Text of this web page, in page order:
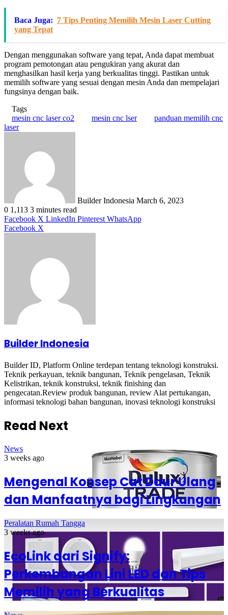
Baca Juga: 7 Tips Penting Memilih Mesin Laser Cutting
yang Tepat
Dengan menggunakan software yang tepat, Anda dapat membuat
program pemotongan atau pengukiran yang akurat dan
menghasilkan hasil kerja yang berkualitas tinggi. Pastikan untuk
memilih software yang sesuai dengan mesin Anda dan mempelajari
fungsinya dengan baik.
Tags
mesin cnc laser co2
mesin cnc lser
panduan memilih cnc
laser
Builder Indonesia March 6, 2023
0 1,113 3 minutes read
Facebook X LinkedIn Pinterest WhatsApp
Facebook X
Builder Indonesia
Builder ID, Platform Online terdepan tentang teknologi konstruksi.
Teknik perkayuan, teknik bangunan, Teknik pengelasan, Teknik
Kelistrikan, teknik konstruksi, teknik finishing dan
pengecatan.Review produk bangunan, review Alat pertukangan,
informasi teknologi bahan bangunan, inovasi teknologi konstruksi
Read Next
News
3 weeks ago
Mengenal Konsep Cat Daur Ulang
dan Manfaatnya bagi Lingkungan
Peralatan Rumah Tangga
3 weeks ago
EcoLink dari Signify:
Perkembangan Lini LED dan Tips
Memilih yang Berkualitas